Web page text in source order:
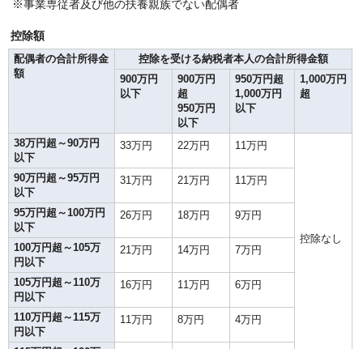
※事業専従者及び他の扶養親族でない配偶者
控除額
配偶者の合計所得金
額
控除を受ける納税者本人の合計所得金額
900万円
以下
900万円
超
950万円
以下
950万円超
1,000万円
以下
1,000万円
超
38万円超～90万円
以下
33万円 22万円 11万円
控除なし
90万円超～95万円
以下
31万円 21万円 11万円
95万円超～100万円
以下
26万円 18万円 9万円
100万円超～105万
円以下
21万円 14万円 7万円
105万円超～110万
円以下
16万円 11万円 6万円
110万円超～115万
円以下
11万円 8万円 4万円